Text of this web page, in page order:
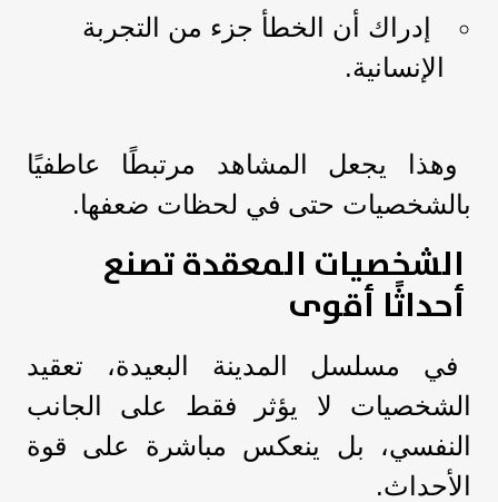
إدراك أن الخطأ جزء من التجربة
الإنسانية.
وهذا يجعل المشاهد مرتبطًا عاطفيًا
بالشخصيات حتى في لحظات ضعفها.
الشخصيات المعقدة تصنع
أحداثًا أقوى
في مسلسل المدينة البعيدة، تعقيد
الشخصيات لا يؤثر فقط على الجانب
النفسي، بل ينعكس مباشرة على قوة
الأحداث.